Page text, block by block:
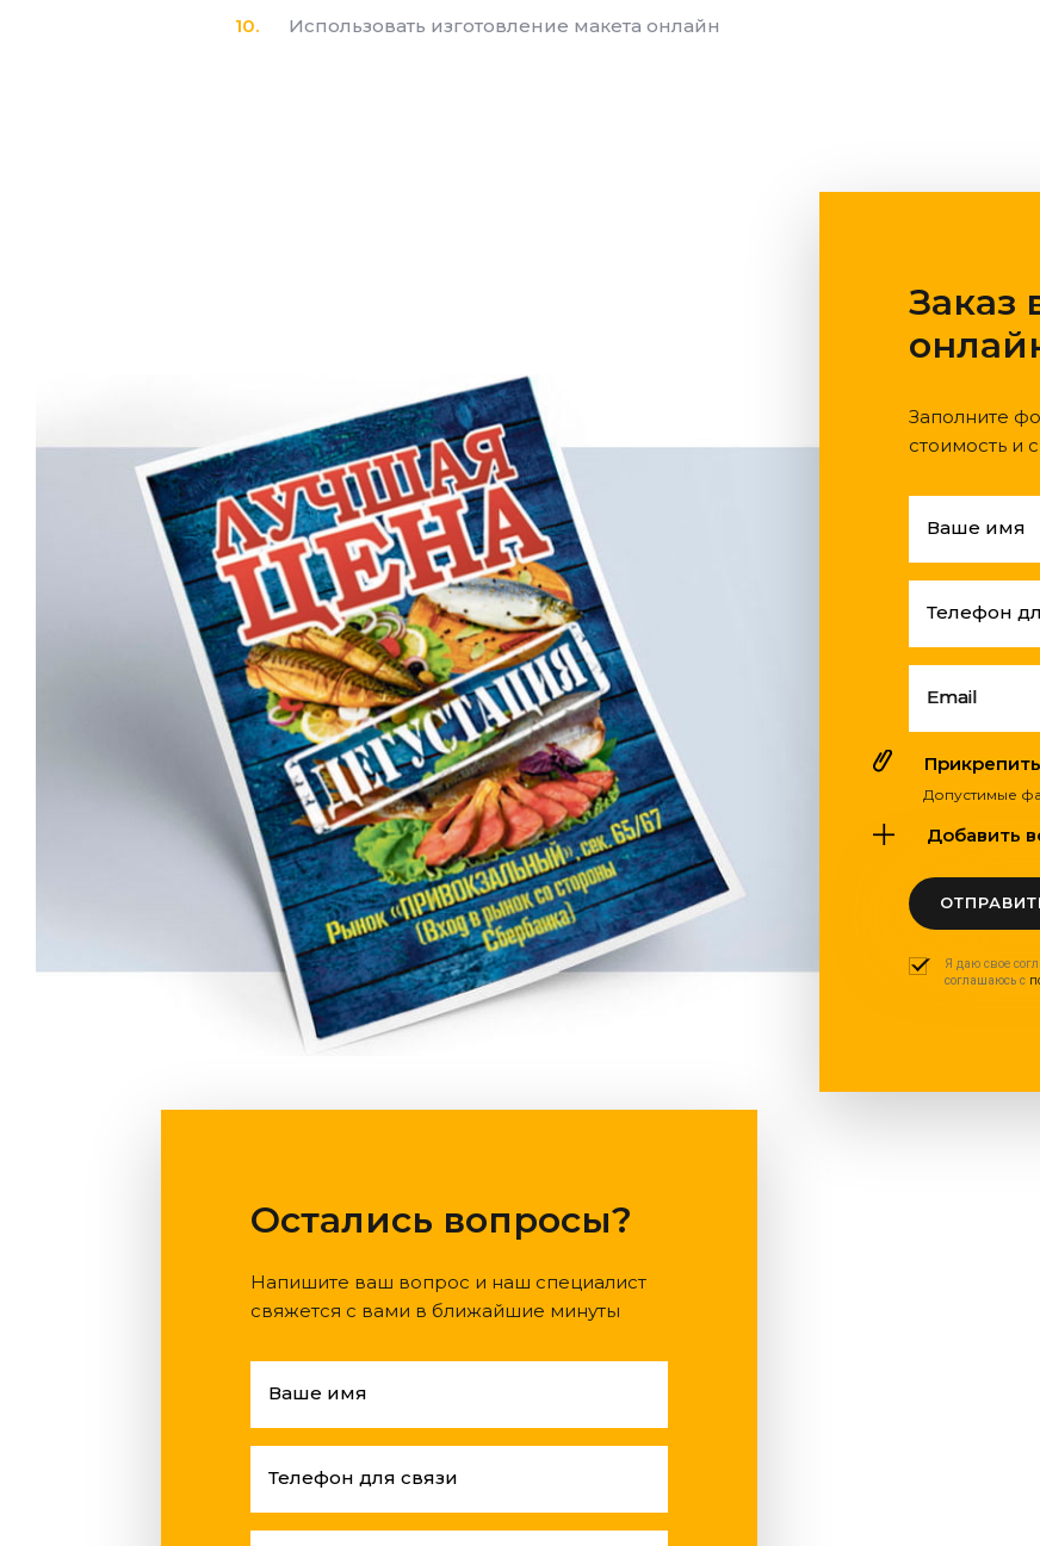
Использовать изготовление макета онлайн
Заказ
Заполните
стоимость и
Ваше имя
Телефон
Email
Допустимые
Добавить
Я даю свое
соглашаюсь с
Остались вопросы?
Напишите ваш вопрос и наш специалист
свяжется с вами в ближайшие минуты
Ваше имя
Телефон для связи